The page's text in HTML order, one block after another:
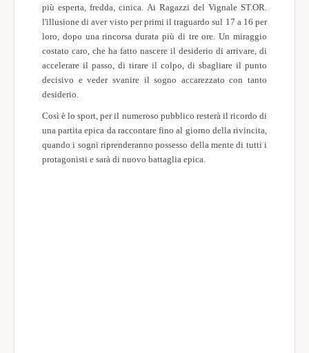
più esperta, fredda, cinica. Ai Ragazzi del Vignale ST.OR.
l'illusione di aver visto per primi il traguardo sul 17 a 16 per
loro, dopo una rincorsa durata più di tre ore. Un miraggio
costato caro, che ha fatto nascere il desiderio di arrivare, di
accelerare il passo, di tirare il colpo, di sbagliare il punto
decisivo e veder svanire il sogno accarezzato con tanto
desiderio.
Così è lo sport, per il numeroso pubblico resterà il ricordo di
una partita epica da raccontare fino al giorno della rivincita,
quando i sogni riprenderanno possesso della mente di tutti i
protagonisti e sarà di nuovo battaglia epica.